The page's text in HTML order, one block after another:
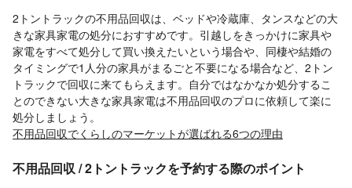
2トントラックの不用品回収は、ベッドや冷蔵庫、タンスなどの大
きな家具家電の処分におすすめです。引越しをきっかけに家具や
家電をすべて処分して買い換えたいという場合や、同棲や結婚の
タイミングで1人分の家具がまるごと不要になる場合など、2トン
トラックで回収に来てもらえます。自分ではなかなか処分するこ
とのできない大きな家具家電は不用品回収のプロに依頼して楽に
処分しましょう。
不用品回収でくらしのマーケットが選ばれる6つの理由
不用品回収 / 2トントラックを予約する際のポイント